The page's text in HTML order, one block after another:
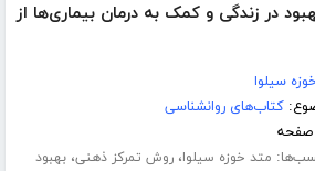
در زندگی و کمک به درمان بیماری‌ها از
سیلوا
کتاب‌های روانشناسی
متد خوزه سیلوا،روش تمرکز ذهنی،بهبود